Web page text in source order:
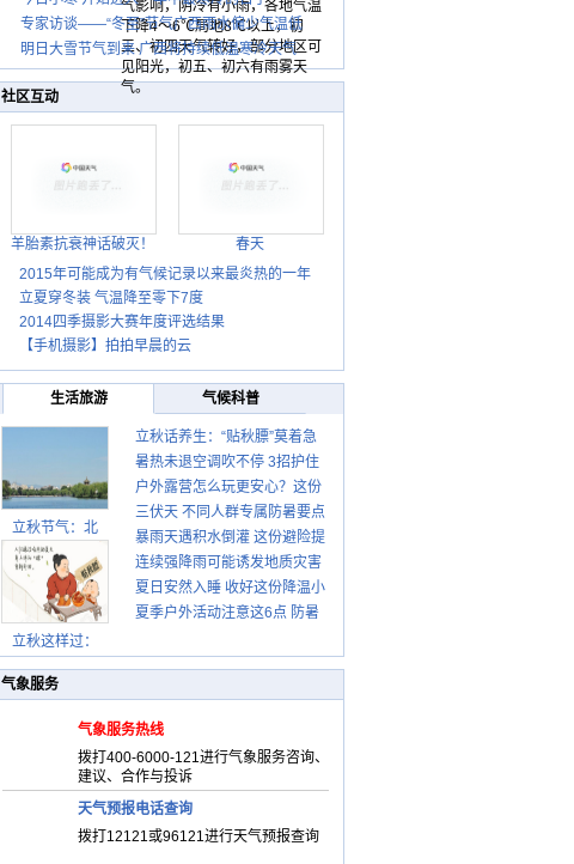
气影响，阴冷有小雨，各地气温
下降4～6℃局地8℃以上，初
三、初四天气转好，部分地区可
见阳光，初五、初六有雨雾天
气。
专家访谈——“冬至”节气广西雨水偏少气温低
明日大雪节气到来 广西将持续低温寒冷天气
社区互动
羊胎素抗衰神话破灭！
春天
2015年可能成为有气候记录以来最炎热的一年
立夏穿冬装 气温降至零下7度
2014四季摄影大赛年度评选结果
【手机摄影】拍拍早晨的云
生活旅游 气候科普
立秋节气：北
立秋这样过：
立秋话养生：“贴秋膘”莫着急
先清暑再防燥
暑热未退空调吹不停 3招护住
肩颈不酸痛
户外露营怎么玩更安心？这份
攻略请收好
三伏天 不同人群专属防暑要点
请收好
暴雨天遇积水倒灌 这份避险提
示请收好
连续强降雨可能诱发地质灾害
这些前兆要知道
夏日安然入睡 收好这份降温小
贴士
夏季户外活动注意这6点 防暑
气象服务
气象服务热线
拨打400-6000-121进行气象服务咨询、
建议、合作与投诉
天气预报电话查询
拨打12121或96121进行天气预报查询